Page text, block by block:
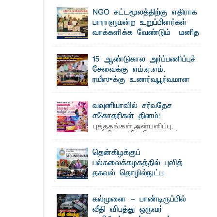
உபவேந்தர் வலியுறுத்தல்
அருட்பணி லூக்ஜோன்
பறிமுதல்
நவீன தொழில்நுட்பமும்
யானைகள்
தங்கப்பதக்கங்கள்,
ஆலோசனைக் கூட்டம்
தெ ன்கிழக்குப் பல்கலைக்கழகத்தின் கலை
மற்றும் கலாசாரப் பீடத்தின் கல்வி மற்றும்
நிர்வாக வளர்ச்சியில் ...
NGO சட்டமூலத்திற்கு எதிராக
பாராளுமன்ற உறுப்பினர்கள்
வாக்களிக்க வேண்டும் – மனித
அருட்பணி லூக்ஜோன் வேண்டுகோள்
ஜே. எப். காமிலா பேகம்- இ லங்கை
அரசாங்கம் அரசுசாரா அமைப்புகள் (NGO)
தொடர்பான புதிய சட்டமூலத்தை ...
15 ஆண்டுகால அர்ப்பணிப்புச்
சேவைக்கு எம்.ஏ.எம்.
ரயீஸுக்கு உணர்வுபூர்வமான
தெ ன்கிழக்குப் பல்கலைக்கழகத்தின்
நிர்வாக பிரிவிலும் பிரயோக விஞ்ஞான
பீடத்திலும் 15 ஆண்டுகள் ...
வவுனியாவில் சர்வதேச
சகோதரிகள் தினம்!
புத்தகங்கள் அன்பளிப்பு,
அத்தியாவசிய பொருட்கள்
வழங்கல், கவியரங்கம் மற்றும் கலை
நிகழ்ச்சிகளுடன் ...தென்கிழக்குப்
பல்கலைக்கழகத்தில் புவித்
தகவல் தொழில்நுட்ப
ஆரம்பம்: பன்முகக் கல்வியும் நவீன
தொழில்நுட்பமும் காலத்தின் தேவை –
பீடாதிபதி பேராசிரியர் எம். எம். பாஸில்
கல்முனை - பாண்டிருப்பில்
வீதி விபத்து ஒருவர்